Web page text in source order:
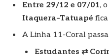
Entre 29/12 e 07/01,
Itaquera–Tatuapé fica
A Linha 11-Coral
Estudantes ⇄